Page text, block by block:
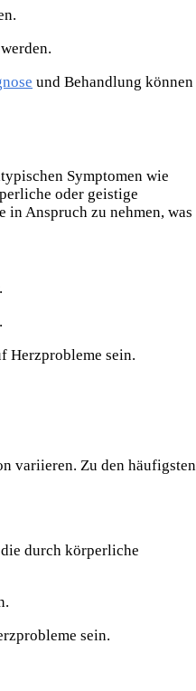
und Behandlung können
Symptomen wie
oder geistige
Anspruch zu nehmen, was
Herzprobleme sein.
variieren. Zu den häufigsten
durch körperliche
sein.